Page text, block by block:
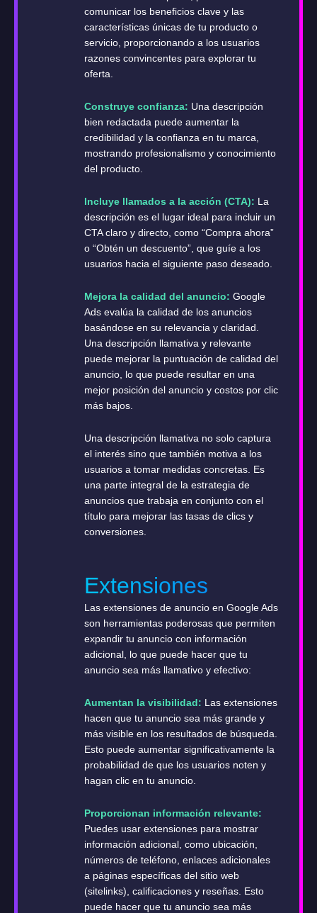
comunicar los beneficios clave y las
características únicas de tu producto o
servicio, proporcionando a los usuarios
razones convincentes para explorar tu
oferta.
Construye confianza: Una descripción
bien redactada puede aumentar la
credibilidad y la confianza en tu marca,
mostrando profesionalismo y conocimiento
del producto.
Incluye llamados a la acción (CTA): La
descripción es el lugar ideal para incluir un
CTA claro y directo, como “Compra ahora”
o “Obtén un descuento”, que guíe a los
usuarios hacia el siguiente paso deseado.
Mejora la calidad del anuncio: Google
Ads evalúa la calidad de los anuncios
basándose en su relevancia y claridad.
Una descripción llamativa y relevante
puede mejorar la puntuación de calidad del
anuncio, lo que puede resultar en una
mejor posición del anuncio y costos por clic
más bajos.
Una descripción llamativa no solo captura
el interés sino que también motiva a los
usuarios a tomar medidas concretas. Es
una parte integral de la estrategia de
anuncios que trabaja en conjunto con el
título para mejorar las tasas de clics y
conversiones.
Extensiones
Las extensiones de anuncio en Google Ads
son herramientas poderosas que permiten
expandir tu anuncio con información
adicional, lo que puede hacer que tu
anuncio sea más llamativo y efectivo:
Aumentan la visibilidad: Las extensiones
hacen que tu anuncio sea más grande y
más visible en los resultados de búsqueda.
Esto puede aumentar significativamente la
probabilidad de que los usuarios noten y
hagan clic en tu anuncio.
Proporcionan información relevante:
Puedes usar extensiones para mostrar
información adicional, como ubicación,
números de teléfono, enlaces adicionales
a páginas específicas del sitio web
(sitelinks), calificaciones y reseñas. Esto
puede hacer que tu anuncio sea más